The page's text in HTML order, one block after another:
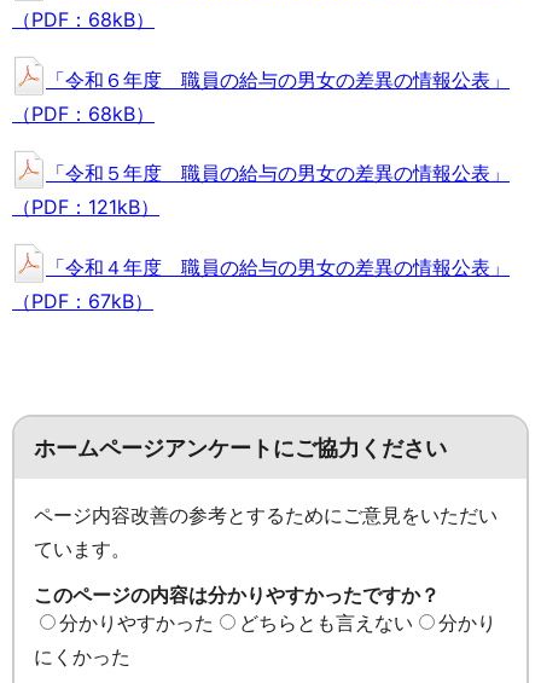
（PDF：68kB）
「令和６年度 職員の給与の男女の差異の情報公表」
（PDF：68kB）
「令和５年度 職員の給与の男女の差異の情報公表」
（PDF：121kB）
「令和４年度 職員の給与の男女の差異の情報公表」
（PDF：67kB）
ホームページアンケートにご協力ください
ページ内容改善の参考とするためにご意見をいただい
ています。
このページの内容は分かりやすかったですか？
分かりやすかった
どちらとも言えない
分かり
にくかった